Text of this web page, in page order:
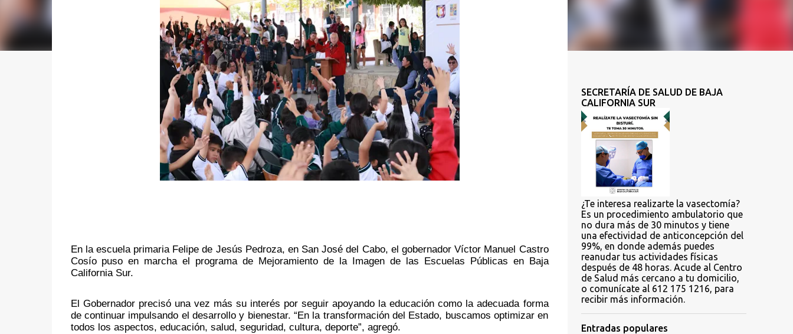
En la escuela primaria Felipe de Jesús Pedroza, en San José del Cabo, el gobernador Víctor Manuel Castro
Cosío puso en marcha el programa de Mejoramiento de la Imagen de las Escuelas Públicas en Baja
California Sur.
El Gobernador precisó una vez más su interés por seguir apoyando la educación como la adecuada forma
de continuar impulsando el desarrollo y bienestar. “En la transformación del Estado, buscamos optimizar en
todos los aspectos, educación, salud, seguridad, cultura, deporte”, agregó.
SECRETARÍA DE SALUD DE BAJA
CALIFORNIA SUR
¿Te interesa realizarte la vasectomía?
Es un procedimiento ambulatorio que
no dura más de 30 minutos y tiene
una efectividad de anticoncepción del
99%, en donde además puedes
reanudar tus actividades físicas
después de 48 horas. Acude al Centro
de Salud más cercano a tu domicilio,
o comunícate al 612 175 1216, para
recibir más información.
Entradas populares